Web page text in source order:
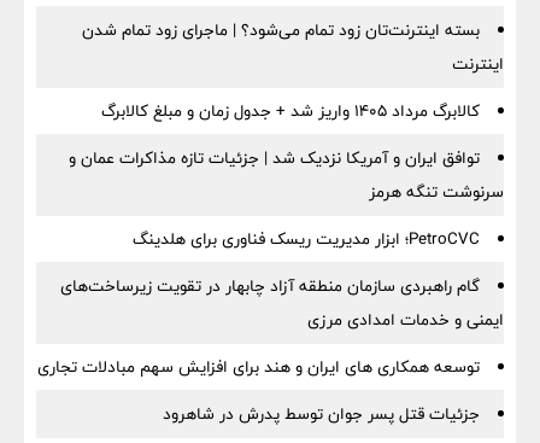
بسته اینترنت‌تان زود تمام می‌شود؟ | ماجرای زود تمام شدن
اینترنت
کالابرگ مرداد ۱۴۰۵ واریز شد + جدول زمان و مبلغ کالابرگ
توافق ایران و آمریکا نزدیک شد | جزئیات تازه مذاکرات عمان و
سرنوشت تنگه هرمز
PetroCVC؛ ابزار مدیریت ریسک فناوری برای هلدینگ
گام راهبردی سازمان منطقه آزاد چابهار در تقویت زیرساخت‌های
ایمنی و خدمات امدادی مرزی
توسعه همکاری های ایران و هند برای افزایش سهم مبادلات تجاری
جزئیات قتل پسر جوان توسط پدرش در شاهرود